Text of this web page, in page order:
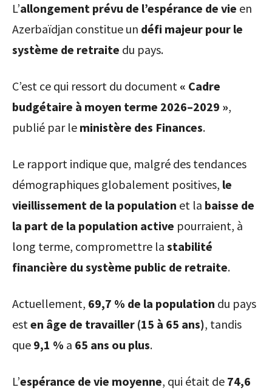
L’allongement prévu de l’espérance de vie en
Azerbaïdjan constitue un défi majeur pour le
système de retraite du pays.
C’est ce qui ressort du document « Cadre
budgétaire à moyen terme 2026–2029 »,
publié par le ministère des Finances.
Le rapport indique que, malgré des tendances
démographiques globalement positives, le
vieillissement de la population et la baisse de
la part de la population active pourraient, à
long terme, compromettre la stabilité
financière du système public de retraite.
Actuellement, 69,7 % de la population du pays
esten âge de travailler (15 à 65 ans), tandis
que 9,1 % a 65 ans ou plus.
L’espérance de vie moyenne, qui était de 74,6